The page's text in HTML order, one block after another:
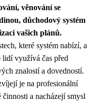
věnování se
důchodový systém
vašich plánů.
které systém nabízí, a
využívá čas před
znalostí a dovedností.
je na profesionální
a nacházejí smysl